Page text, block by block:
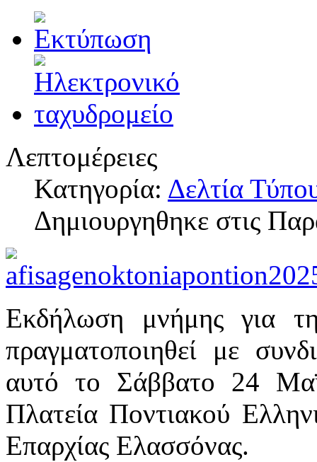
Λεπτομέρειες
Κατηγορία: Δελτία
Δημιουργηθηκε στις
Εκδήλωση μνήμης για
πραγματοποιηθεί με
αυτό το Σάββατο 24
Πλατεία Ποντιακού
Επαρχίας Ελασσόνας.